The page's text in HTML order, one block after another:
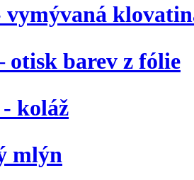
vymývaná
otisk barev z fólie
koláž
mlýn